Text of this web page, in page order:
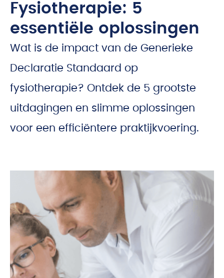
Fysiotherapie: 5
essentiële oplossingen
Wat is de impact van de Generieke
Declaratie Standaard op
fysiotherapie? Ontdek de 5 grootste
uitdagingen en slimme oplossingen
voor een efficiëntere praktijkvoering.